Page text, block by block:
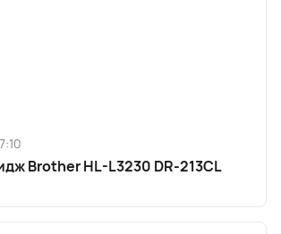
Brother HL-L3230 DR-213CL